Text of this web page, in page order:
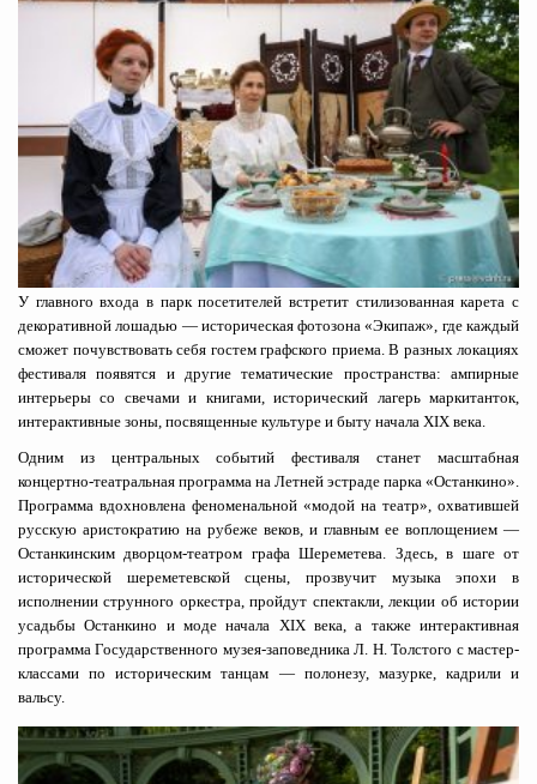
У главного входа в парк посетителей встретит стилизованная карета с
декоративной лошадью — историческая фотозона «Экипаж», где каждый
сможет почувствовать себя гостем графского приема. В разных локациях
фестиваля появятся и другие тематические пространства: ампирные
интерьеры со свечами и книгами, исторический лагерь маркитанток,
интерактивные зоны, посвященные культуре и быту начала XIX века.
Одним из центральных событий фестиваля станет масштабная
концертно-театральная программа на Летней эстраде парка «Останкино».
Программа вдохновлена феноменальной «модой на театр», охватившей
русскую аристократию на рубеже веков, и главным ее воплощением —
Останкинским дворцом-театром графа Шереметева. Здесь, в шаге от
исторической шереметевской сцены, прозвучит музыка эпохи в
исполнении струнного оркестра, пройдут спектакли, лекции об истории
усадьбы Останкино и моде начала XIX века, а также интерактивная
программа Государственного музея-заповедника Л. Н. Толстого с мастер-
классами по историческим танцам — полонезу, мазурке, кадрили и
вальсу.